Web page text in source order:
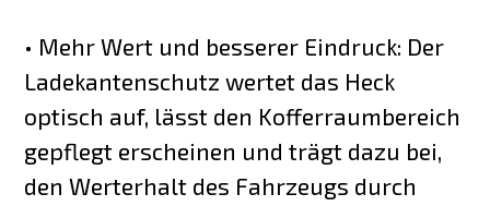
• Mehr Wert und besserer Eindruck: Der
Ladekantenschutz wertet das Heck
optisch auf, lässt den Kofferraumbereich
gepflegt erscheinen und trägt dazu bei,
den Werterhalt des Fahrzeugs durch